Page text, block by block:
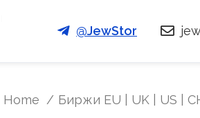
@JewStor
Home Биржи EU | UK | US |